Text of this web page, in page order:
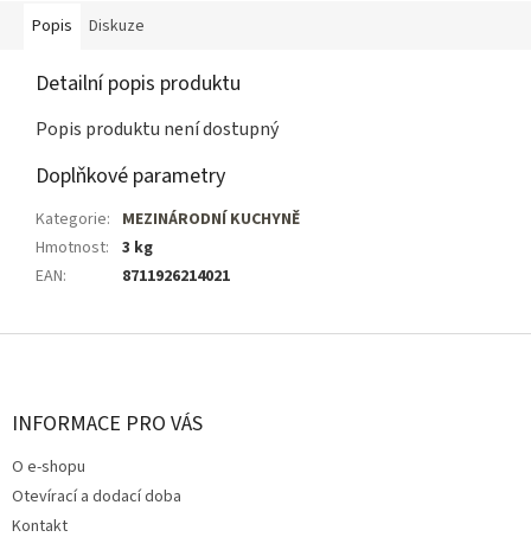
Popis Diskuze
Detailní popis produktu
Popis produktu není dostupný
Doplňkové parametry
Kategorie: MEZINÁRODNÍ KUCHYNĚ
Hmotnost: 3 kg
EAN: 8711926214021
Z
INFORMACE PRO VÁS
O e-shopu
Otevírací a dodací doba
Kontakt